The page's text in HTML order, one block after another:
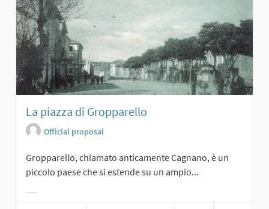
La piazza di Gropparello
Official proposal
Gropparello, chiamato anticamente Cagnano, è un
piccolo paese che si estende su un ampio...